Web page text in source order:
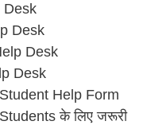
Desk
Desk
Desk
Desk
Help Form
के लिए जरूरी